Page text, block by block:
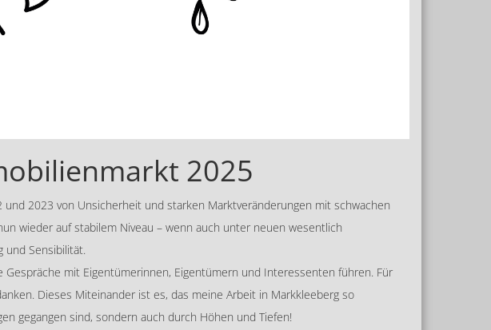
2025
2023 von Unsicherheit und starken Marktveränderungen mit schwachen
wieder auf stabilem Niveau – wenn auch unter neuen wesentlich
und Sensibilität.
mit Eigentümerinnen, Eigentümern und Interessenten führen. Für
Dieses Miteinander ist es, das meine Arbeit in Markkleeberg so
gegangen sind, sondern auch durch Höhen und Tiefen!